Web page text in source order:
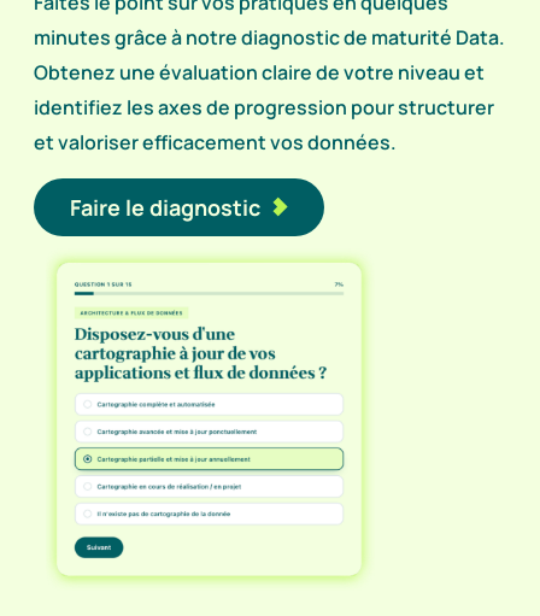
minutes grâce à notre diagnostic de maturité Data.
Obtenez une évaluation claire de votre niveau et
identifiez les axes de progression pour structurer
et valoriser efficacement vos données.
Faire le diagnostic